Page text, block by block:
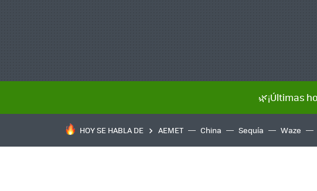
🌿¡Últimas
HOY SE HABLA DE AEMET China Sequía Waze